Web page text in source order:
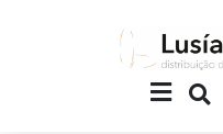
Main
Menu